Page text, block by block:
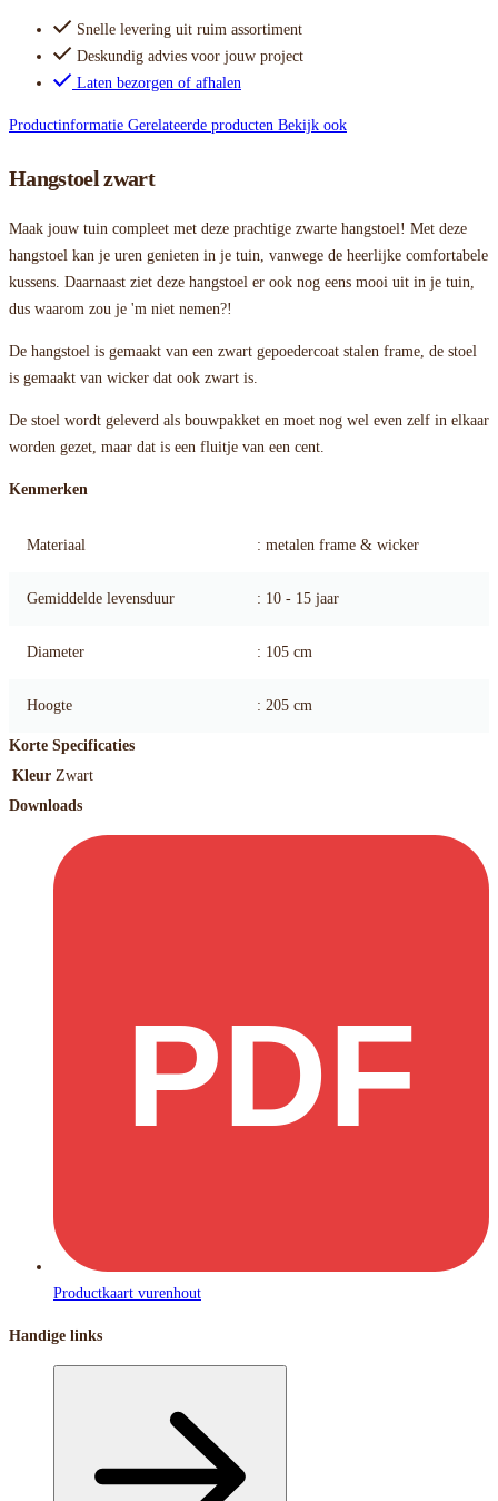
Snelle levering uit ruim assortiment
Deskundig advies voor jouw project
Laten bezorgen of afhalen
Productinformatie Gerelateerde producten Bekijk ook
Hangstoel zwart
Maak jouw tuin compleet met deze prachtige zwarte hangstoel! Met deze
hangstoel kan je uren genieten in je tuin, vanwege de heerlijke comfortabele
kussens. Daarnaast ziet deze hangstoel er ook nog eens mooi uit in je tuin,
dus waarom zou je 'm niet nemen?!
De hangstoel is gemaakt van een zwart gepoedercoat stalen frame, de stoel
is gemaakt van wicker dat ook zwart is.
De stoel wordt geleverd als bouwpakket en moet nog wel even zelf in elkaar
worden gezet, maar dat is een fluitje van een cent.
Kenmerken
Materiaal : metalen frame & wicker
Gemiddelde levensduur : 10 - 15 jaar
Diameter : 105 cm
Hoogte : 205 cm
Korte Specificaties
Kleur Zwart
Downloads
PDF
Productkaart vurenhout
Handige links